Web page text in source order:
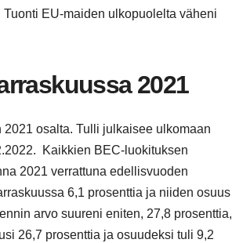
EU-maiden ulkopuolelta väheni
2021
osalta. Tulli julkaisee ulkomaan
Kaikkien BEC-luokituksen
2021 verrattuna edellisvuoden
6,1 prosenttia ja niiden osuus
arvo suureni eniten, 27,8 prosenttia,
26,7 prosenttia ja osuudeksi tuli 9,2